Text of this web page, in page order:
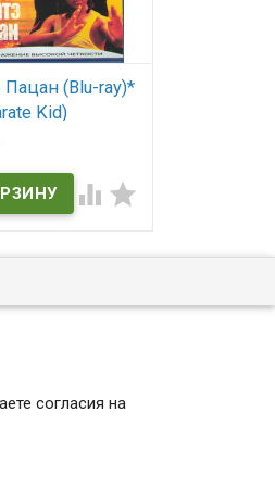
Пацан (Blu-ray)*
Kid)
Kid  
согласия на